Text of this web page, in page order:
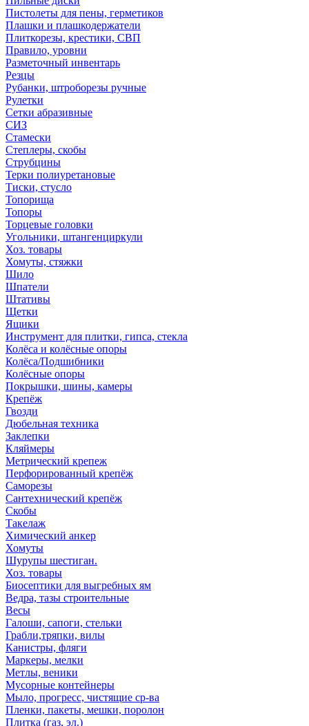
Пистолеты для пены, герметиков
Плашки и плашкодержатели
Плиткорезы, крестики, СВП
Правило, уровни
Разметочный инвентарь
Резцы
Рубанки, штроборезы ручные
Рулетки
Сетки абразивные
СИЗ
Стамески
Степлеры, скобы
Струбцины
Терки полиуретановые
Тиски, стусло
Топорища
Топоры
Торцевые головки
Угольники, штангенциркули
Хоз. товары
Хомуты, стяжки
Шило
Шпатели
Штативы
Щетки
Ящики
Инструмент для плитки, гипса, стекла
Колёса и колёсные опоры
Колёса/Подшибники
Колёсные опоры
Покрышки, шины, камеры
Крепёж
Гвозди
Дюбельная техника
Заклепки
Кляймеры
Метрический крепеж
Перфорированный крепёж
Саморезы
Сантехнический крепёж
Скобы
Такелаж
Химический анкер
Хомуты
Шурупы шестиган.
Хоз. товары
Биосептики для выгребных ям
Ведра, тазы строительные
Весы
Галоши, сапоги, стельки
Грабли,тряпки, вилы
Канистры, фляги
Маркеры, мелки
Метлы, веники
Мусорные контейнеры
Мыло, прогресс, чистящие ср-ва
Пленки, пакеты, мешки, поролон
Плитка (газ, эл.)